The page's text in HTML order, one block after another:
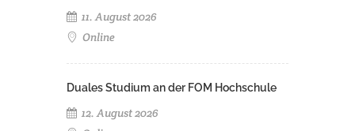
11. August 2026
Online
Duales Studium an der FOM Hochschule
12. August 2026